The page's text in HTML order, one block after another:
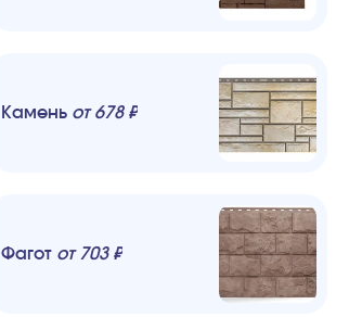
Камень от678₽
Фагот от 703₽